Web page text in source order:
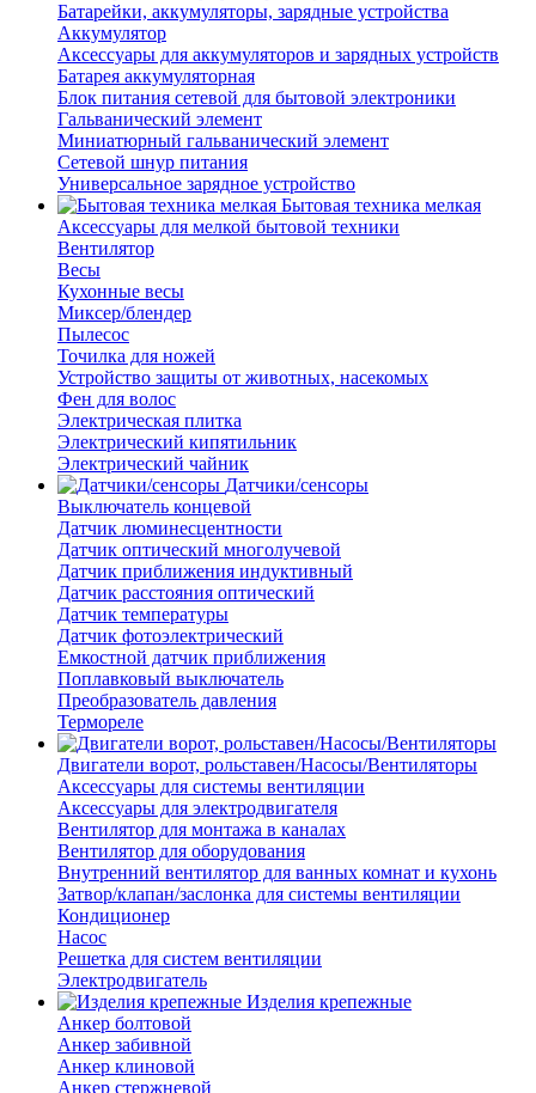
Батарейки, аккумуляторы, зарядные устройства
Аккумулятор
Аксессуары для аккумуляторов и зарядных устройств
Батарея аккумуляторная
Блок питания сетевой для бытовой электроники
Гальванический элемент
Миниатюрный гальванический элемент
Сетевой шнур питания
Универсальное зарядное устройство
Бытовая техника мелкая
Аксессуары для мелкой бытовой техники
Вентилятор
Весы
Кухонные весы
Миксер/блендер
Пылесос
Точилка для ножей
Устройство защиты от животных, насекомых
Фен для волос
Электрическая плитка
Электрический кипятильник
Электрический чайник
Датчики/сенсоры
Выключатель концевой
Датчик люминесцентности
Датчик оптический многолучевой
Датчик приближения индуктивный
Датчик расстояния оптический
Датчик температуры
Датчик фотоэлектрический
Емкостной датчик приближения
Поплавковый выключатель
Преобразователь давления
Термореле
Двигатели ворот, рольставен/Насосы/Вентиляторы
Аксессуары для системы вентиляции
Аксессуары для электродвигателя
Вентилятор для монтажа в каналах
Вентилятор для оборудования
Внутренний вентилятор для ванных комнат и кухонь
Затвор/клапан/заслонка для системы вентиляции
Кондиционер
Насос
Решетка для систем вентиляции
Электродвигатель
Изделия крепежные
Анкер болтовой
Анкер забивной
Анкер клиновой
Анкер стержневой